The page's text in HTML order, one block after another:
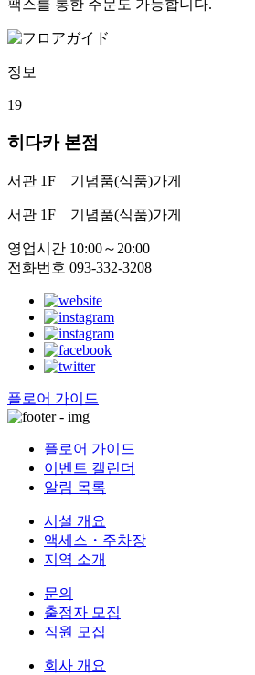
팩스를 통한 주문도 가능합니다.
정보
19
히다카 본점
서관 1F 기념품(식품)가게
서관 1F 기념품(식품)가게
영업시간 10:00～20:00
전화번호 093-332-3208
플로어 가이드
플로어 가이드
이벤트 캘린더
알림 목록
시설 개요
액세스・주차장
지역 소개
문의
출점자 모집
직원 모집
회사 개요